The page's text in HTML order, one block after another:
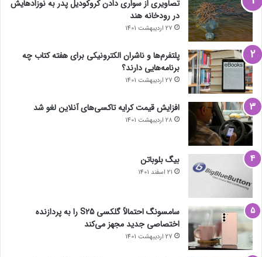
تصاویری از سواری دادن کروکودیل پدر به نوزادهایش
در رودخانه هند
27 اردیبهشت 1401
پلتفرم‌ها و ناشران الکترونیکی برای هفته کتاب چه
برنامه‌هایی دارند؟
27 اردیبهشت 1401
افزایش قیمت کرایه تاکسی‌های آنلاین لغو شد
28 اردیبهشت 1401
بیگ بلوباتن
21 اسفند 1401
سامسونگ احتمالاً گلکسی S25 را به پردازنده
اختصاصی جدید مجهز می‌کند
27 اردیبهشت 1401